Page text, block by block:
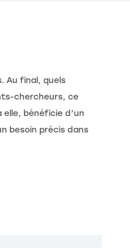
Au final, quels
chercheurs, ce
bénéficie d’un
besoin précis dans